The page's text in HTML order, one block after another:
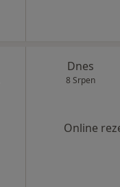
Dnes
8 Srpen
Online